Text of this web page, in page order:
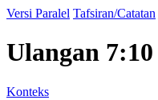
Versi Paralel Tafsiran/Catatan
Ulangan 7:10
Konteks